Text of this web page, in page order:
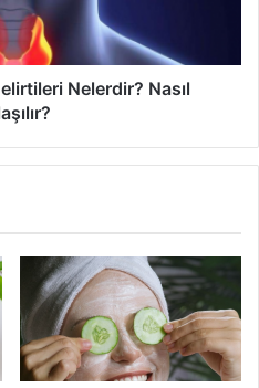
İki parmağınızla gözün üst
her iki kaş bitimine
işlemi gözün alt kısmına da
yüz masajı
Nelerdir? Nasıl